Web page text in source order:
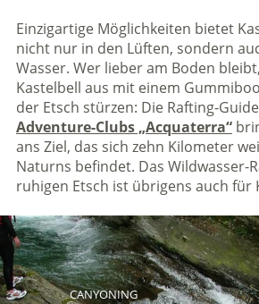
Einzigartige Möglichkeiten bietet
nicht nur in den Lüften, sondern
Wasser. Wer lieber am Boden
Kastelbell aus mit einem
der Etsch stürzen: Die Rafting-
Adventure-Clubs „Acquaterra“
ans Ziel, das sich zehn Kilometer
Naturns befindet. Das Wildwasser-
ruhigen Etsch ist übrigens auch für
CANYONING